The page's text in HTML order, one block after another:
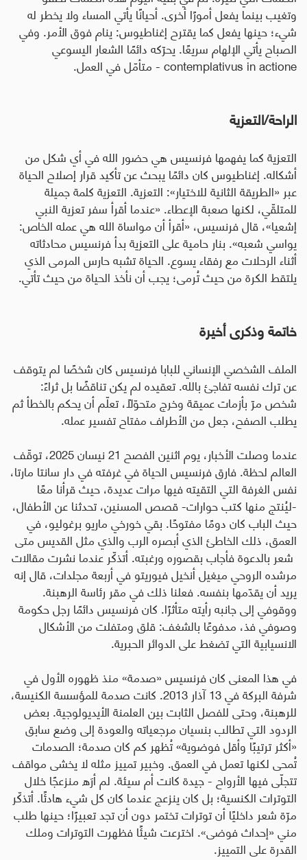
وتغيب بينما يفعل أمورًا أخرى. أحيانًا يأتي المساء ولا يخطر له
شيء؛ حينها يفعل كما يقترح إغناطيوس: ينام فوق الأمر. وفي
الصباح يأتي الإلهام سريعًا. يحرّكه دائمًا الشعار اليسوعي
contemplativus in actione
-متأمّل في العمل.
الراحة/التعزية
التعزية كما يفهمها فرنسيس هي حضور الله في أي شكل من
أشكاله. إغناطيوس كان دائمًا يبحث عن تأكيد قرار إصلاح الحياة
عبر «الطريقة الثانية للاختيار»: التعزية. التعزية كلمة جميلة
للمتلقّي، لكنها صعبة الإعطاء. «عندما أقرأ سفر تعزية النبي
إشعيا»، قال فرنسيس، «أقرأ أن مواساة الله هي عمله الخاص:
يواسي شعبه». بنار حامية على التعزية بدأ فرنسيس محادثاته
أثناء الرحلات مع رفقاء يسوع. الحياة تشبه حارس المرمى الذي
يلتقط الكرة من حيث تُرمى؛ يجب أن نأخذ الحياة من حيث تأتي.
خاتمة وذكرى أخيرة
الملف الشخصي الإنساني للبابا فرنسيس كان شخصًا لم يتوقف
عن ترك نفسه تفاجئ بالله. تعقيده لم يكن تناقضًا بل ثراءً:
شخص مرّ بأزمات عميقة وخرج متحوّلًا، تعلّم أن يحكم بالخطأ ثم
يطلب الصفح، جعل من الأطراف مفتاح تفسير عمله.
عندما وصلت الأخبار، يوم اثنين الفصح 21 نيسان 2025، توقّف
العالم لحظة. فارق فرنسيس الحياة في غرفته في دار سانتا مارتا،
نفس الغرفة التي التقيته فيها مرات عديدة، حيث قرأنا معًا
-ليُنتج منها كتب حوارات- قصص المسنين، تحدثنا عن الأطفال،
حيث الباب كان دومًا مفتوحًا. بقي خورخي ماريو برغوليو، في
العمق، ذلك الخاطئ الذي أبصره الرب والذي مثل القديس متى
شعر بالدعوة فأجاب بقصوره ورغبته. أتذكّر عندما نشرت مقالات
مرشده الروحي ميغيل أنخيل فيوريتو في أربعة مجلدات، قال إنه
يريد أن يقدّمها بنفسه. فعلنا ذلك في مقر رئاسة الرهبنة.
ووقوفي إلى جانبه رأيته متأثرًا. كان فرنسيس دائمًا رجل حكومة
وصوفي فذ، مدفوعًا بالشغف: قلق ومتفلت من الأشكال
الانسيابية التي تضغط على الدوائر الحبرية.
في هذا المعنى كان فرنسيس «صدمة» منذ ظهوره الأول في
شرفة البركة في 13 آذار 2013. كانت صدمة للمؤسسة الكنيسة،
للرهبنة، وحتى للفصل الثابت بين العلمنة الأيديولوجية. بعض
الردود التي تطالب بنسيان مرجعياته والعودة إلى وضع سابق
«أكثر ترتيبًا وأقل فوضوية» تُظهر كم كان صدمة؛ الصدمات
تُمحى لكنها تعمل في العمق. وخبير تمييز مثله لا يخشى مواقف
تتجلّى فيها الأرواح - جيدة كانت أم سيئة. لم أرَه منزعجًا خلال
التوترات الكنسية؛ بل كان ينزعج عندما كان كل شيء هادئًا. أتذكّر
مرّة شعر داخليًا أن توترات تختمر دون أن تجد تعبيرًا؛ حينها طلب
مني «إحداث فوضى». اخترعت شيئًا فظهرت التوترات وملك
القدرة على التمييز.